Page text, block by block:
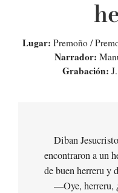
Lugar: Premoño /
Narrador:
Grabación:
Diban
encontraron a un
de buen herreru y
—Oye, herreru,